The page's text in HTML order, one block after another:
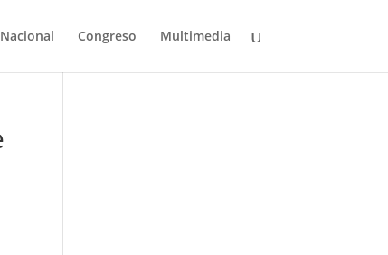
Nacional Congreso Multimedia